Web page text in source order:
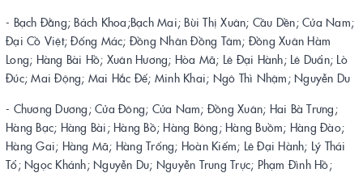
- Bạch Đằng; Bách Khoa;Bạch Mai; Bùi Thị Xuân; Cầu Dền; Cửa Nam;
Đại Cồ Việt; Đống Mác; Đồng Nhân Đồng Tâm; Đồng Xuân Hàm
Long; Hàng Bài Hồ; Xuân Hương; Hòa Mã; Lê Đại Hành; Lê Duẩn; Lò
Đúc; Mai Động; Mai Hắc Đế; Minh Khai; Ngô Thì Nhậm; Nguyễn Du
- Chương Dương; Cửa Đông; Cửa Nam; Đồng Xuân; Hai Bà Trưng;
Hàng Bạc; Hàng Bài; Hàng Bồ; Hàng Bông; Hàng Buồm; Hàng Đào;
Hàng Gai; Hàng Mã; Hàng Trống; Hoàn Kiếm; Lê Đại Hành; Lý Thái
Tổ; Ngọc Khánh; Nguyễn Du; Nguyễn Trung Trực; Phạm Đình Hồ;